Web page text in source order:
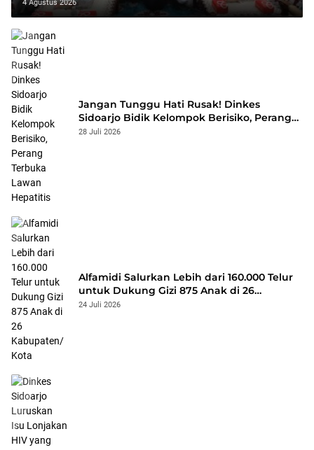
4 Agustus 2026
Jangan Tunggu Hati Rusak! Dinkes
Sidoarjo Bidik Kelompok Berisiko, Perang
Terbuka Lawan Hepatitis
28 Juli 2026
Alfamidi Salurkan Lebih dari 160.000 Telur
untuk Dukung Gizi 875 Anak di 26
Kabupaten/Kota
24 Juli 2026